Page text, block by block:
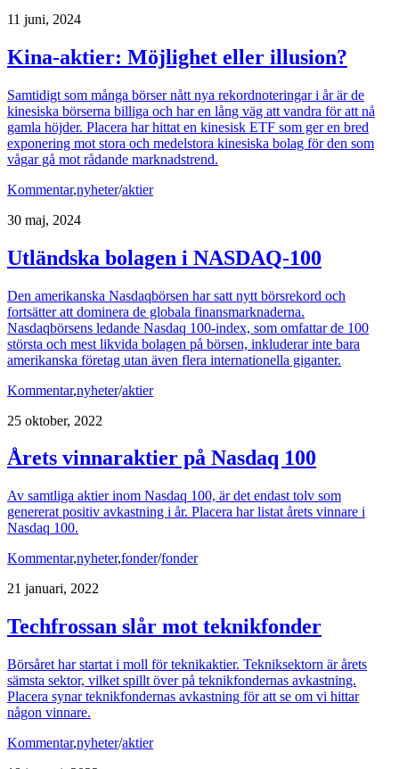
11 juni, 2024
Kina-aktier: Möjlighet eller illusion?
Samtidigt som många börser nått nya rekordnoteringar i år är de
kinesiska börserna billiga och har en lång väg att vandra för att nå
gamla höjder. Placera har hittat en kinesisk ETF som ger en bred
exponering mot stora och medelstora kinesiska bolag för den som
vågar gå mot rådande marknadstrend.
Kommentar,nyheter/aktier
30 maj, 2024
Utländska bolagen i NASDAQ-100
Den amerikanska Nasdaqbörsen har satt nytt börsrekord och
fortsätter att dominera de globala finansmarknaderna.
Nasdaqbörsens ledande Nasdaq 100-index, som omfattar de 100
största och mest likvida bolagen på börsen, inkluderar inte bara
amerikanska företag utan även flera internationella giganter.
Kommentar,nyheter/aktier
25 oktober, 2022
Årets vinnaraktier på Nasdaq 100
Av samtliga aktier inom Nasdaq 100, är det endast tolv som
genererat positiv avkastning i år. Placera har listat årets vinnare i
Nasdaq 100.
Kommentar,nyheter,fonder/fonder
21 januari, 2022
Techfrossan slår mot teknikfonder
Börsåret har startat i moll för teknikaktier. Tekniksektorn är årets
sämsta sektor, vilket spillt över på teknikfondernas avkastning.
Placera synar teknikfondernas avkastning för att se om vi hittar
någon vinnare.
Kommentar,nyheter/aktier